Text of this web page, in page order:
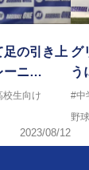
足の引き上
ーニ…
校生向け
2023/08/12
グ
う
#中
野